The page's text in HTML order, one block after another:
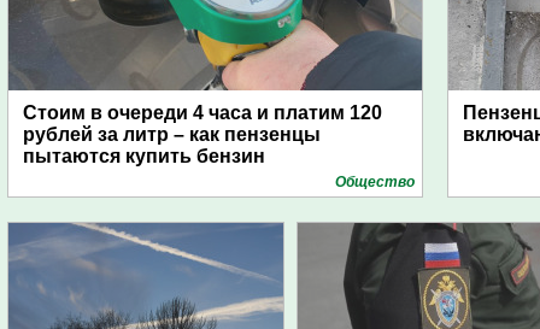
Стоим в очереди 4 часа и платим 120
рублей за литр – как пензенцы
пытаются купить бензин
Общество